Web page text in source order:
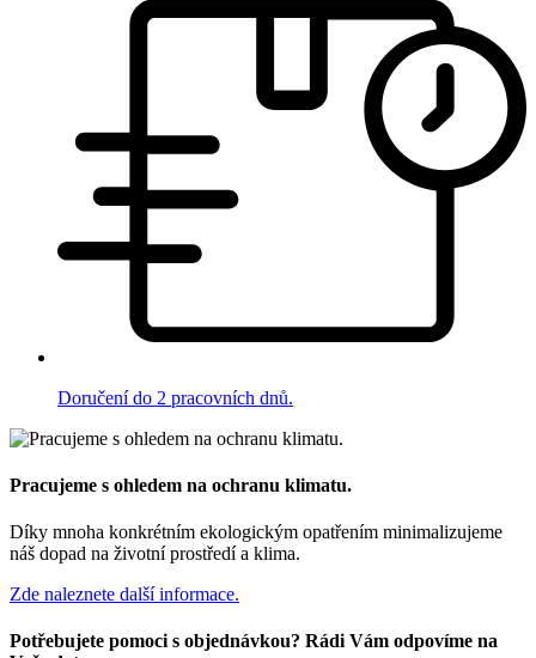
Doručení do 2 pracovních dnů.
Pracujeme s ohledem na ochranu klimatu.
Díky mnoha konkrétním ekologickým opatřením minimalizujeme
náš dopad na životní prostředí a klima.
Zde naleznete další informace.
Potřebujete pomoci s objednávkou? Rádi Vám odpovíme na